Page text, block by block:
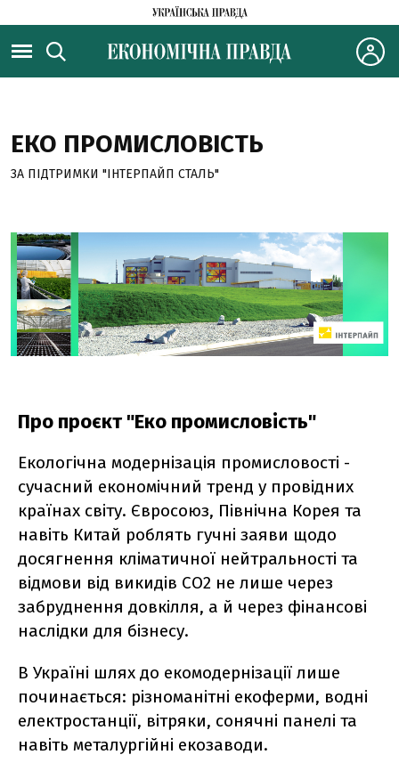
ЕКО ПРОМИСЛОВІСТЬ
ЗА ПІДТРИМКИ "ІНТЕРПАЙП СТАЛЬ"
Про проєкт "Еко промисловість"
Екологічна модернізація промисловості -
сучасний економічний тренд у провідних
країнах світу. Євросоюз, Північна Корея та
навіть Китай роблять гучні заяви щодо
досягнення кліматичної нейтральності та
відмови від викидів СО2 не лише через
забруднення довкілля, а й через фінансові
наслідки для бізнесу.
В Україні шлях до екомодернізації лише
починається: різноманітні екоферми, водні
електростанції, вітряки, сонячні панелі та
навіть металургійні екозаводи.